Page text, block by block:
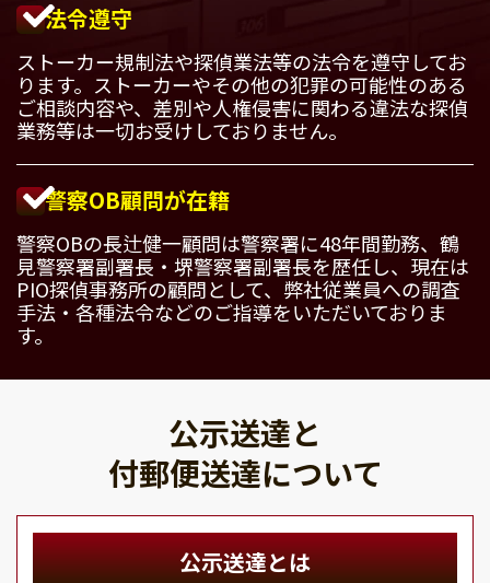
法令遵守
ストーカー規制法や探偵業法等の法令を遵守してお
ります。ストーカーやその他の犯罪の可能性のある
ご相談内容や、差別や人権侵害に関わる違法な探偵
業務等は一切お受けしておりません。
警察OB顧問が在籍
警察OBの長辻健一顧問は警察署に48年間勤務、鶴
見警察署副署長・堺警察署副署長を歴任し、現在は
PIO探偵事務所の顧問として、弊社従業員への調査
手法・各種法令などのご指導をいただいておりま
す。
公示送達と
付郵便送達について
公示送達とは